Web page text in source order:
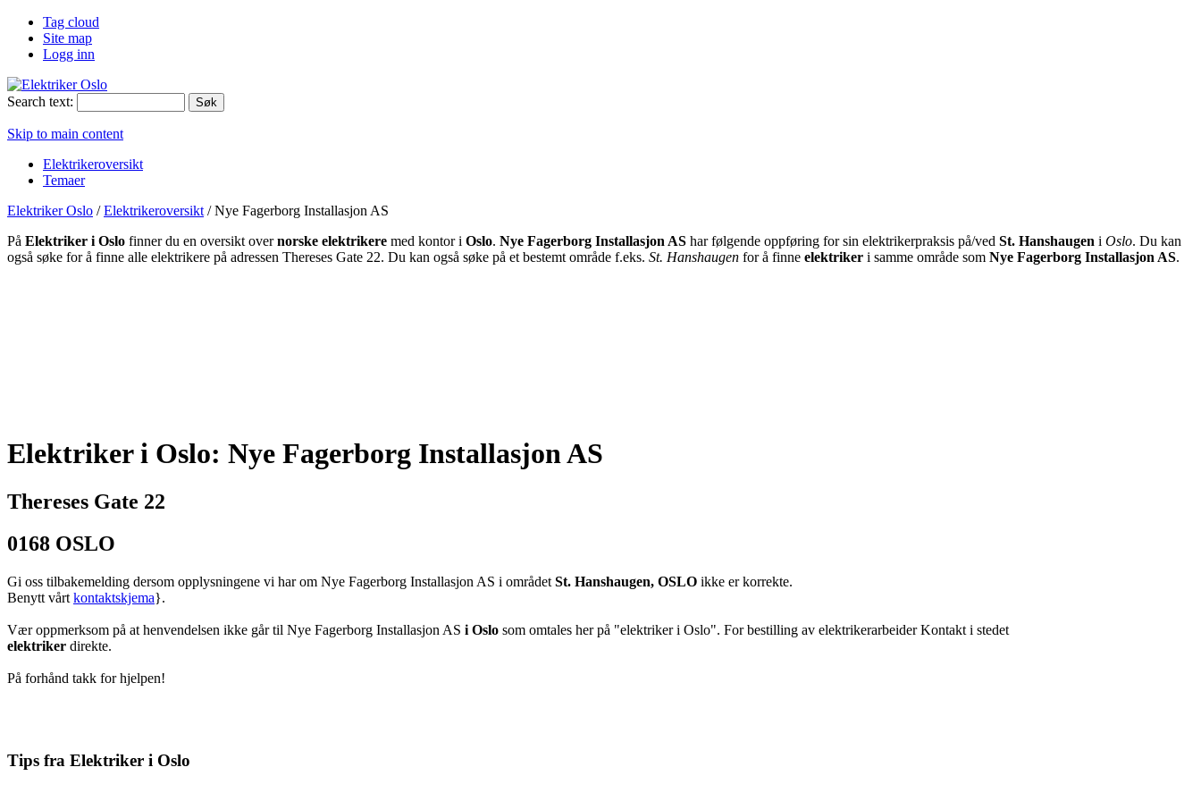
Tag cloud
Site map
Logg inn
Search text:
Skip to main content
Elektrikeroversikt
Temaer
Elektriker Oslo / Elektrikeroversikt / Nye Fagerborg Installasjon AS
På Elektriker i Oslo finner du en oversikt overnorske elektrikere med kontor i Oslo. Nye Fagerborg Installasjon AS har følgende oppføring for sin elektrikerpraksis på/ved St. Hanshaugen i Oslo. Du kan
også søke for å finne alle elektrikere på adressen Thereses Gate 22. Du kan også søke på et bestemt område f.eks. St. Hanshaugen for å finne elektriker i samme område som Nye Fagerborg Installasjon AS.
Elektriker i Oslo: Nye Fagerborg Installasjon AS
Thereses Gate 22
0168 OSLO
Gi oss tilbakemelding dersom opplysningene vi har om Nye Fagerborg Installasjon AS i området St. Hanshaugen, OSLO ikke er korrekte.
Benytt vårt kontaktskjema}.
Vær oppmerksom på at henvendelsen ikke går til Nye Fagerborg Installasjon AS i Oslo som omtales her på "elektriker i Oslo". For bestilling av elektrikerarbeider Kontakt i stedet
elektriker direkte.
På forhånd takk for hjelpen!
Tips fra Elektriker i Oslo